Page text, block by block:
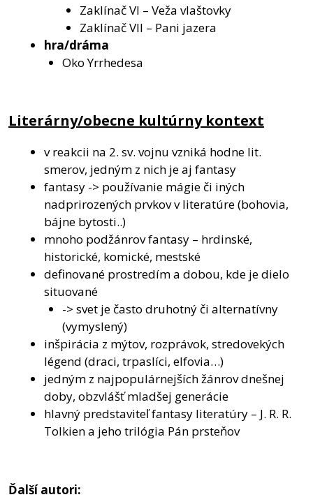
Zaklínač VI – Veža vlaštovky
Zaklínač VII – Pani jazera
hra/dráma
Oko Yrrhedesa
Literárny/obecne kultúrny kontext
v reakcii na 2. sv. vojnu vzniká hodne lit.
smerov, jedným z nich je aj fantasy
fantasy -> používanie mágie či iných
nadprirozených prvkov v literatúre (bohovia,
bájne bytosti..)
mnoho podžánrov fantasy – hrdinské,
historické, komické, mestské
definované prostredím a dobou, kde je dielo
situované
-> svet je často druhotný či alternatívny
(vymyslený)
inšpirácia z mýtov, rozprávok, stredovekých
légend (draci, trpaslíci, elfovia…)
jedným z najpopulárnejších žánrov dnešnej
doby, obzvlášť mladšej generácie
hlavný predstaviteľ fantasy literatúry – J. R. R.
Tolkien a jeho trilógia Pán prsteňov
Ďalší autori: